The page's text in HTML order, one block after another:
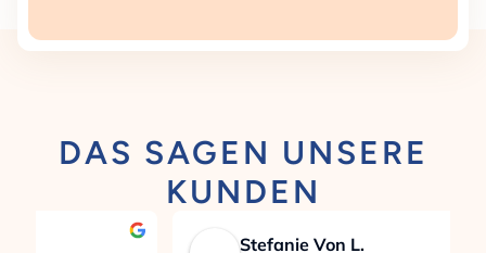
DAS SAGEN UNSERE
KUNDEN
Stefanie Von L.